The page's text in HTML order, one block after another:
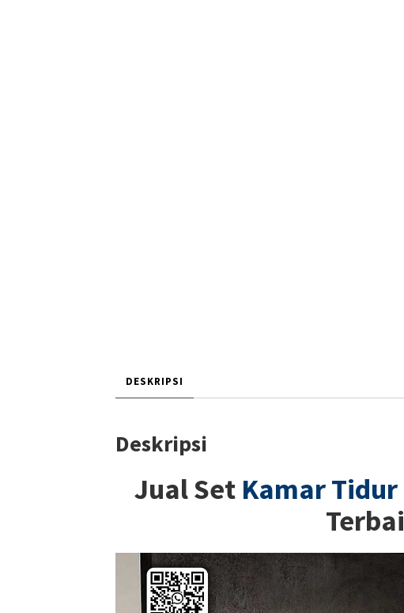
DESKRIPSI
Deskripsi
Jual Set Kamar